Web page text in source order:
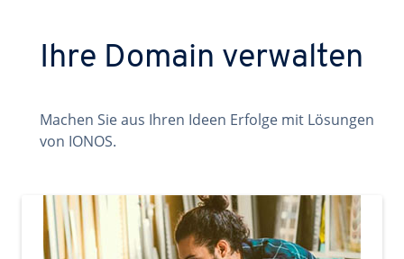
Ihre Domain verwalten
Machen Sie aus Ihren Ideen Erfolge mit Lösungen
von IONOS.